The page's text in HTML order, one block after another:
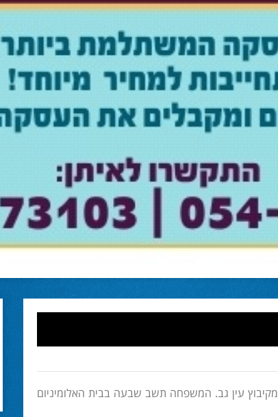
אמו של אפי איתם נפטרה. הלוויה תצא (יום ה') בשעה 17:30 מקיבוץ עין גב. המשפחה תשב שבעה בבית האלומיניום